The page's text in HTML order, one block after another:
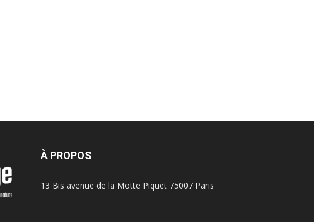
À PROPOS
13 Bis avenue de la Motte Piquet 75007 Paris